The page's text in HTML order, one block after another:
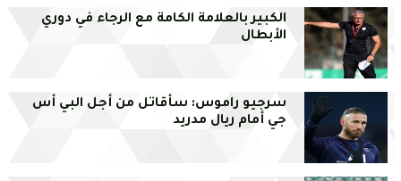
الكبير بالعلامة الكامة مع الرجاء في دوري
الأبطال
سرجيو راموس: سأقاتل من أجل البي أس
جي أمام ريال مدريد